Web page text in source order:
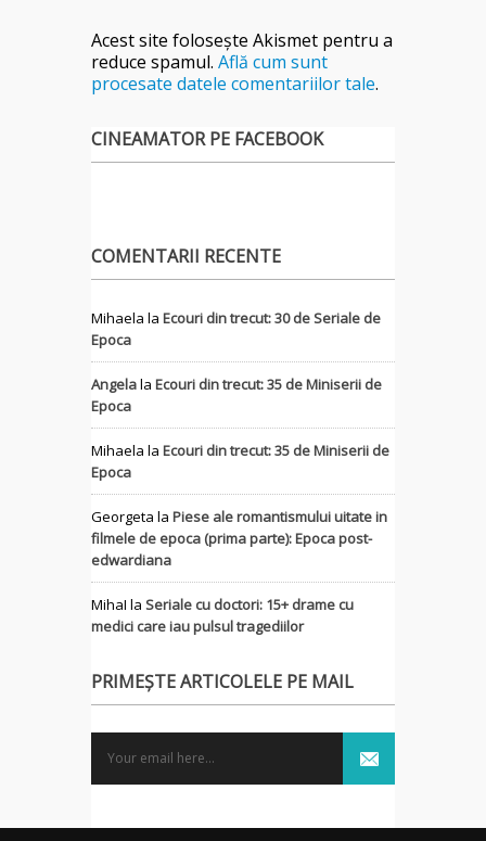
Acest site folosește Akismet pentru a
reduce spamul. Află cum sunt
procesate datele comentariilor tale.
CINEAMATOR PE FACEBOOK
COMENTARII RECENTE
Mihaela la Ecouri din trecut: 30 de Seriale de
Epoca
Angelala Ecouri din trecut: 35 de Miniserii de
Epoca
Mihaela la Ecouri din trecut: 35 de Miniserii de
Epoca
Georgeta la Piese ale romantismului uitate in
filmele de epoca (prima parte): Epoca post-
edwardiana
MihaI la Seriale cu doctori: 15+ drame cu
medici care iau pulsul tragediilor
PRIMEȘTE ARTICOLELE PE MAIL